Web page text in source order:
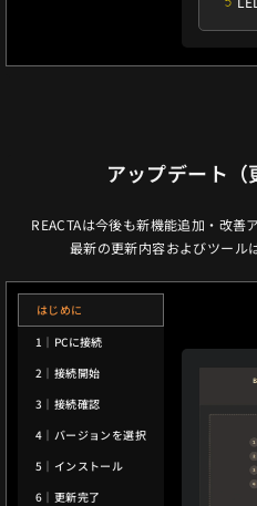
アップデート（
REACTAは今後も新機能追加・改善
最新の更新内容およびツール
はじめに
1｜PCに接続
2｜接続開始
3｜接続確認
4｜バージョンを選択
5｜インストール
6｜更新完了